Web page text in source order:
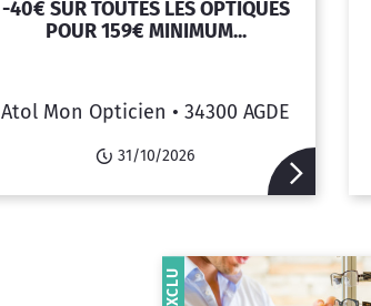
-40€ SUR TOUTES LES OPTIQUES
POUR 159€ MINIMUM...
Atol Mon Opticien • 34300 AGDE
31/10/2026
EXCLU